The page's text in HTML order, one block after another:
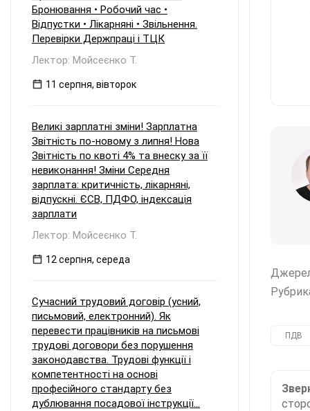
ПДВ
Бронювання • Робочий час •
Відпустки • Лікарняні • Звільнення.
Перевірки Держпраці і ТЦК
Лектор: Мойсеєнко Т.
11 серпня, вівторок
Великі зарплатні зміни! Зарплатна
Звітність по-новому з липня! Нова
Звітність по квоті 4% та внеску за її
невиконання! Зміни Середня
зарплата: критичність, лікарняні,
відпускні. ЄСВ, ПДФО, індексація
зарплати
Лектор: Мойсеєнко Т.
12 серпня, середа
Сучасний трудовий договір (усний,
письмовий, електронний). Як
перевести працівників на письмові
трудові договори без порушення
законодавства. Трудові функції і
компетентності на основі
професійного стандарту без
дублювання посадової інструкції...